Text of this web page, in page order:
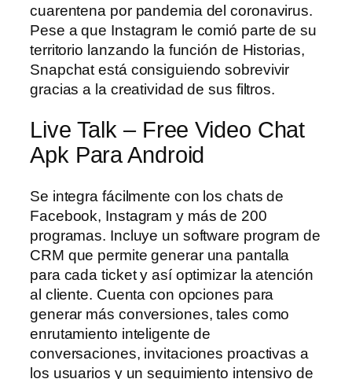
cuarentena por pandemia del coronavirus.
Pese a que Instagram le comió parte de su
territorio lanzando la función de Historias,
Snapchat está consiguiendo sobrevivir
gracias a la creatividad de sus filtros.
Live Talk – Free Video Chat
Apk Para Android
Se integra fácilmente con los chats de
Facebook, Instagram y más de 200
programas. Incluye un software program de
CRM que permite generar una pantalla
para cada ticket y así optimizar la atención
al cliente. Cuenta con opciones para
generar más conversiones, tales como
enrutamiento inteligente de
conversaciones, invitaciones proactivas a
los usuarios y un seguimiento intensivo de